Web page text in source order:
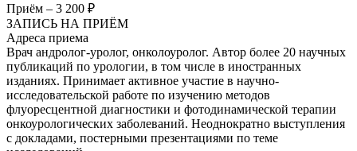
Приём – 3 200 ₽
ЗАПИСЬ НА ПРИЁМ
Адреса приема
Врач андролог-уролог, онколоуролог. Автор более 20 научных
публикаций по урологии, в том числе в иностранных
изданиях. Принимает активное участие в научно-
исследовательской работе по изучению методов
флуоресцентной диагностики и фотодинамической терапии
онкоурологических заболеваний. Неоднократно выступления
с докладами, постерными презентациями по теме